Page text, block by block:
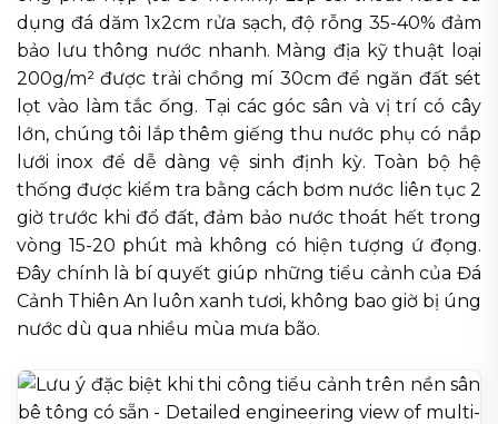
dụng đá dăm 1x2cm rửa sạch, độ rỗng 35-40% đảm
bảo lưu thông nước nhanh. Màng địa kỹ thuật loại
200g/m² được trải chồng mí 30cm để ngăn đất sét
lọt vào làm tắc ống. Tại các góc sân và vị trí có cây
lớn, chúng tôi lắp thêm giếng thu nước phụ có nắp
lưới inox để dễ dàng vệ sinh định kỳ. Toàn bộ hệ
thống được kiểm tra bằng cách bơm nước liên tục 2
giờ trước khi đổ đất, đảm bảo nước thoát hết trong
vòng 15-20 phút mà không có hiện tượng ứ đọng.
Đây chính là bí quyết giúp những tiểu cảnh của Đá
Cảnh Thiên An luôn xanh tươi, không bao giờ bị úng
nước dù qua nhiều mùa mưa bão.